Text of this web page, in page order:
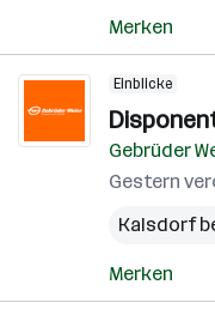
Merken
Einblicke
Gebrüder
Gestern
Kalsdorf
Merken